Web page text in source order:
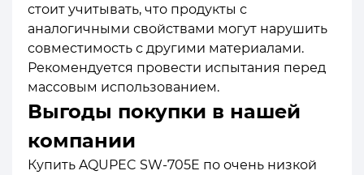
стоит учитывать, что продукты с
аналогичными свойствами могут нарушить
совместимость с другими материалами.
Рекомендуется провести испытания перед
массовым использованием.
Выгоды покупки в нашей
компании
Купить AQUPEC SW-705E по очень низкой